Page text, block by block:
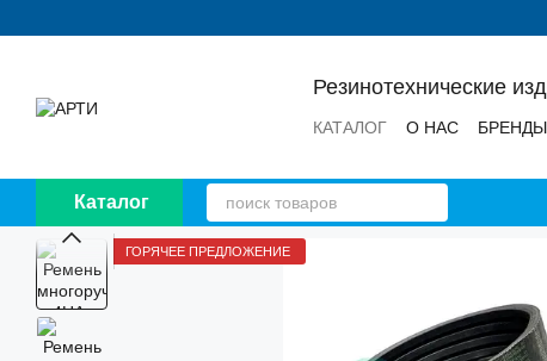
Резинотехнические
КАТАЛОГ О НАС БРЕНДЫ
Каталог
ГОРЯЧЕЕ ПРЕДЛОЖЕНИЕ